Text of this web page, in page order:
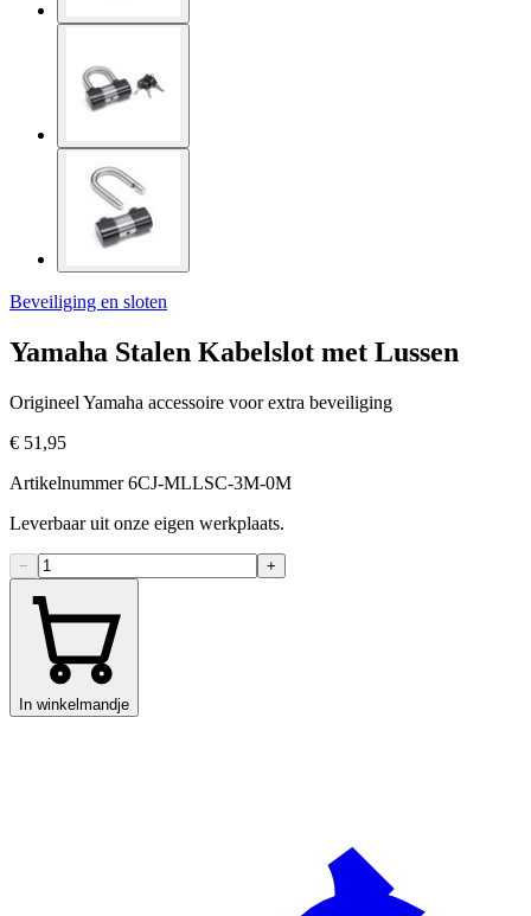
Beveiliging en sloten
Yamaha Stalen Kabelslot met Lussen
Origineel Yamaha accessoire voor extra beveiliging
€ 51,95
Artikelnummer 6CJ-MLLSC-3M-0M
Leverbaar uit onze eigen werkplaats.
− +
In winkelmandje